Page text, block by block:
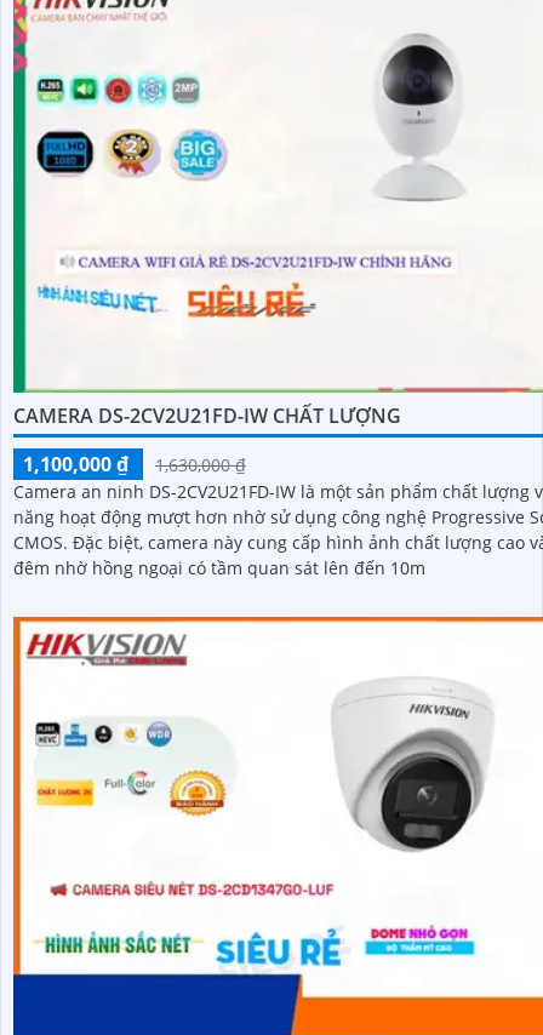
CAMERA DS-2CV2U21FD-IW CHẤT LƯỢNG
1,100,000 ₫
1,630,000 ₫
Camera an ninh DS-2CV2U21FD-IW là một sản phẩm chất lượng
năng hoạt động mượt hơn nhờ sử dụng công nghệ Progressive
CMOS. Đặc biệt, camera này cung cấp hình ảnh chất lượng cao vào ban
đêm nhờ hồng ngoại có tầm quan sát lên đến 10m